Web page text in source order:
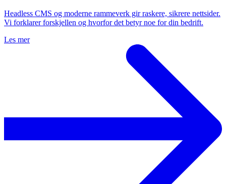
Headless CMS og moderne rammeverk gir raskere, sikrere nettsider.
Vi forklarer forskjellen og hvorfor det betyr noe for din bedrift.
Les mer